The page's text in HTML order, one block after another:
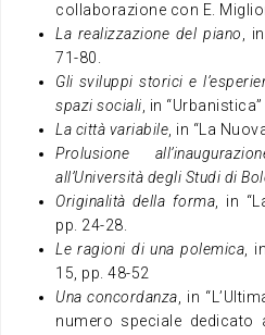
collaborazione con E.
La realizzazione del piano,
71-80.
Gli sviluppi storici e
spazi sociali, in
La città variabile, in “La
Prolusione
all’Università degli Studi di
Originalità della forma, in
pp. 24-28.
Le ragioni di una polemica,
15, pp. 48-52
Una concordanza, in
numero speciale dedicato